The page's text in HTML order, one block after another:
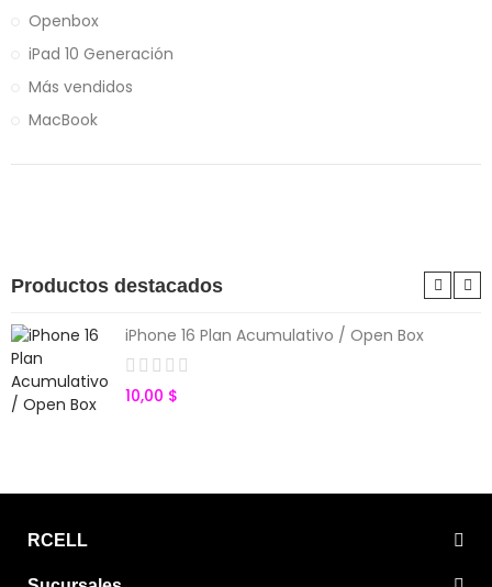
Openbox
iPad 10 Generación
Más vendidos
MacBook
Productos destacados
iPhone 16 Plan Acumulativo / Open Box
10,00 $
RCELL